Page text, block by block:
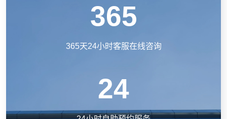
365
365天24小时客服在线咨询
24